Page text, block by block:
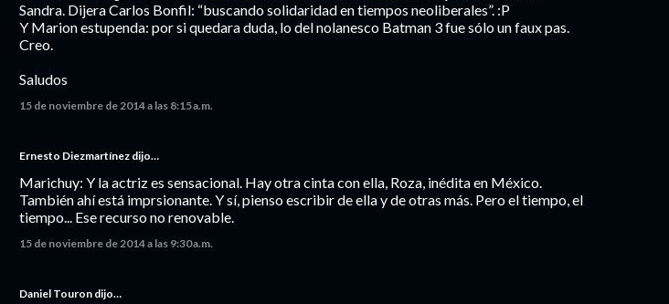
Sandra. Dijera Carlos Bonfil: “buscando solidaridad en tiempos neoliberales”. :P
Y Marion estupenda: por si quedara duda, lo del nolanesco Batman 3 fue sólo un faux pas.
Creo.
Saludos
15 de noviembre de 2014 a las 8:15 a.m.
Ernesto Diezmartínez dijo…
Marichuy: Y la actriz es sensacional. Hay otra cinta con ella, Roza, inédita en México.
También ahí está imprsionante. Y sí, pienso escribir de ella y de otras más. Pero el tiempo, el
tiempo... Ese recurso no renovable.
15 de noviembre de 2014 a las 9:30 a.m.
Daniel Touron dijo…